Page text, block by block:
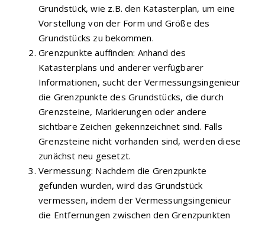
Grundstück, wie z.B. den Katasterplan, um eine
Vorstellung von der Form und Größe des
Grundstücks zu bekommen.
Grenzpunkte auffinden: Anhand des
Katasterplans und anderer verfügbarer
Informationen, sucht der Vermessungsingenieur
die Grenzpunkte des Grundstücks, die durch
Grenzsteine, Markierungen oder andere
sichtbare Zeichen gekennzeichnet sind. Falls
Grenzsteine nicht vorhanden sind, werden diese
zunächst neu gesetzt.
Vermessung: Nachdem die Grenzpunkte
gefunden wurden, wird das Grundstück
vermessen, indem der Vermessungsingenieur
die Entfernungen zwischen den Grenzpunkten